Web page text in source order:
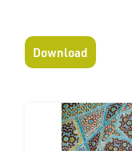
Download